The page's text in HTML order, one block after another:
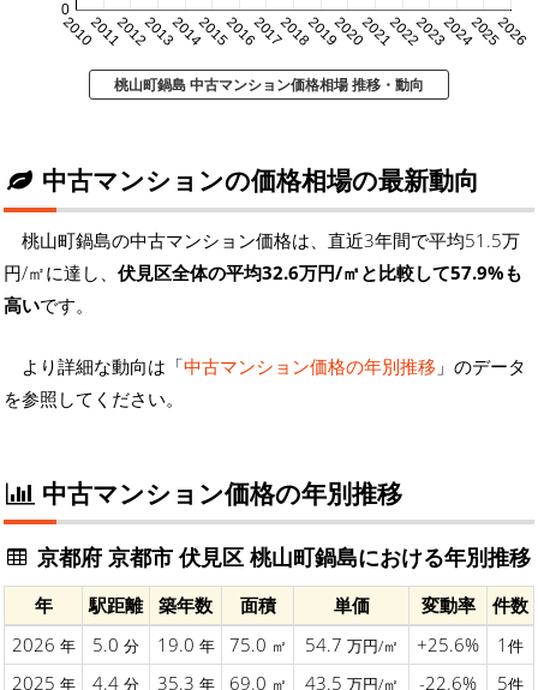
20102011201220132014201520162017201820192020202120222023202420252026
0
桃山町鍋島 中古マンション価格相場 推移・動向
中古マンションの価格相場の最新動向
桃山町鍋島の中古マンション価格は、直近3年間で平均51.5万
円/㎡に達し、 伏見区全体の平均32.6万円/㎡と比較して57.9%も
高いです。
より詳細な動向は「中古マンション価格の年別推移 」のデータ
を参照してください。
中古マンション価格の年別推移
京都府 京都市 伏見区 桃山町鍋島における年別推移
年 駅距離 築年数 面積 単価 変動率
件数
2026 年 5.0 分 19.0 年 75.0 ㎡ 54.7 万円/㎡ +25.6% 1 件
2025 年 4.4 分 35.3 年 69.0 ㎡ 43.5 万円/㎡ -22.6% 5件